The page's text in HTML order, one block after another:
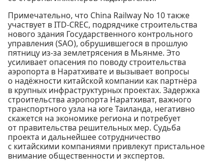
Примечательно, что China Railway No 10 также
участвует в ITD-CREC, подрядчике строительства
нового здания Государственного контрольного
управления (SAO), обрушившегося в прошлую
пятницу из-за землетрясения в Мьянме. Это
усиливает опасения по поводу строительства
аэропорта в Наратхивате и вызывает вопросы
о надёжности китайской компании как партнёра
в крупных инфраструктурных проектах. Задержка
строительства аэропорта Наратхиват, важного
транспортного узла на юге Таиланда, негативно
скажется на экономике региона и потребует
от правительства решительных мер. Судьба
проекта и дальнейшее сотрудничество
с китайскими компаниями привлекут пристальное
внимание общественности и экспертов.